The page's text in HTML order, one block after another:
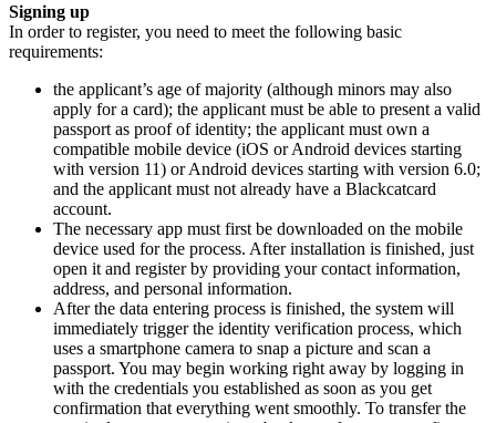
Signing up
In order to register, you need to meet the following basic
requirements:
the applicant’s age of majority (although minors may also
apply for a card); the applicant must be able to present a valid
passport as proof of identity; the applicant must own a
compatible mobile device (iOS or Android devices starting
with version 11) or Android devices starting with version 6.0;
and the applicant must not already have a Blackcatcard
account.
The necessary app must first be downloaded on the mobile
device used for the process. After installation is finished, just
open it and register by providing your contact information,
address, and personal information.
After the data entering process is finished, the system will
immediately trigger the identity verification process, which
uses a smartphone camera to snap a picture and scan a
passport. You may begin working right away by logging in
with the credentials you established as soon as you get
confirmation that everything went smoothly. To transfer the